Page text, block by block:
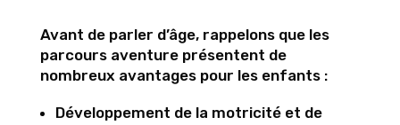
Avant de parler d’âge, rappelons que les
parcours aventure présentent de
nombreux avantages pour les enfants :
Développement de la motricité et de